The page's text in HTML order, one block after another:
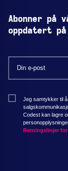
Abonner på
oppdatert
Jeg samtykker til
Codest kan lagre
Retningslinjer